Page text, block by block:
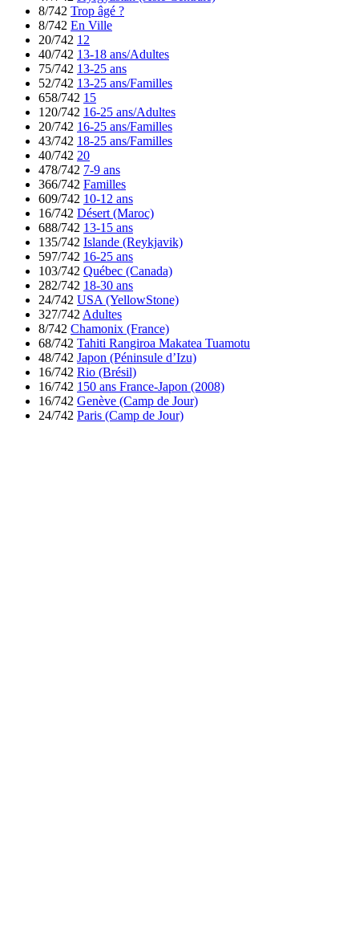
8/742 Trop âgé ?
8/742 En Ville
20/742 12
40/742 13-18 ans/Adultes
75/742 13-25 ans
52/742 13-25 ans/Familles
658/742 15
120/742 16-25 ans/Adultes
20/742 16-25 ans/Familles
43/742 18-25 ans/Familles
40/742 20
478/742 7-9 ans
366/742 Familles
609/742 10-12 ans
16/742 Désert (Maroc)
688/742 13-15 ans
135/742 Islande (Reykjavik)
597/742 16-25 ans
103/742 Québec (Canada)
282/742 18-30 ans
24/742 USA (YellowStone)
327/742 Adultes
8/742 Chamonix (France)
68/742 Tahiti Rangiroa Makatea Tuamotu
48/742 Japon (Péninsule d’Izu)
16/742 Rio (Brésil)
16/742 150 ans France-Japon (2008)
16/742 Genève (Camp de Jour)
24/742 Paris (Camp de Jour)